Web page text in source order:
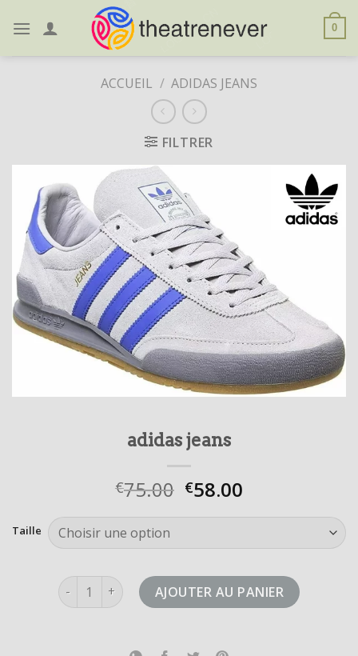
0
ACCUEIL / ADIDAS JEANS
FILTRER
adidas jeans
€75.00 €58.00
Taille
quantité de adidas jeansAJOUTER AU PANIER